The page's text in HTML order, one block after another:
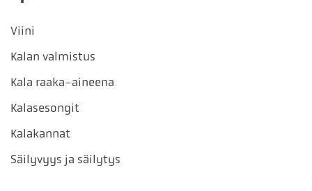
Viini
Kalan valmistus
Kala raaka-aineena
Kalasesongit
Kalakannat
Säilyvyys ja säilytys